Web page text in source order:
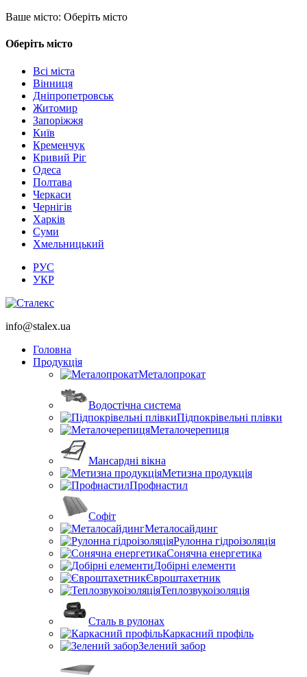
Ваше місто: Оберіть місто
Оберіть місто
Всі міста
Вінниця
Дніпропетровськ
Житомир
Запоріжжя
Київ
Кременчук
Кривий Ріг
Одеса
Полтава
Черкаси
Чернігів
Харків
Суми
Хмельницький
РУС
УКР
info@stalex.ua
Головна
Продукція
Металопрокат
Водостічна система
Підпокрівельні плівки
Металочерепиця
Мансардні вікна
Метизна продукція
Профнастил
Софіт
Металосайдинг
Рулонна гідроізоляція
Сонячна енергетика
Добірні елементи
Євроштахетник
Теплозвукоізоляція
Сталь в рулонах
Каркасний профіль
Зелений забор